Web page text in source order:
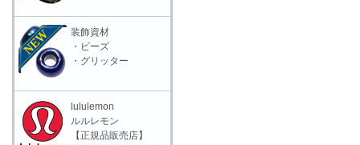
装飾資材
・ビーズ
・グリッター
lululemon
ルルレモン
【正規品販売店】